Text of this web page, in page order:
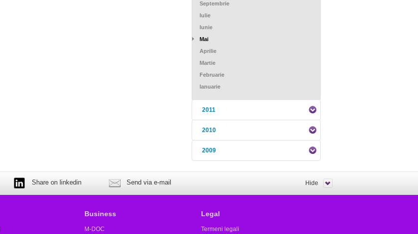
Septembrie
Iulie
Iunie
Mai
Aprilie
Martie
Februarie
Ianuarie
2011
2010
2009
Share on linkedin Send via e-mail Hide
Business
M-DOC
Legal
Termeni legali